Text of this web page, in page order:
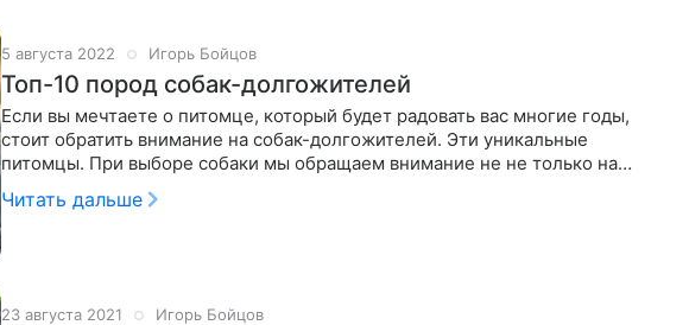
5 августа 2022 Игорь Бойцов
Топ-10 пород собак-долгожителей
Если вы мечтаете о питомце, который будет радовать вас многие годы,
стоит обратить внимание на собак-долгожителей. Эти уникальные
питомцы. При выборе собаки мы обращаем внимание не не только на
характер и внешний
Читать дальше
23 августа 2021 Игорь Бойцов